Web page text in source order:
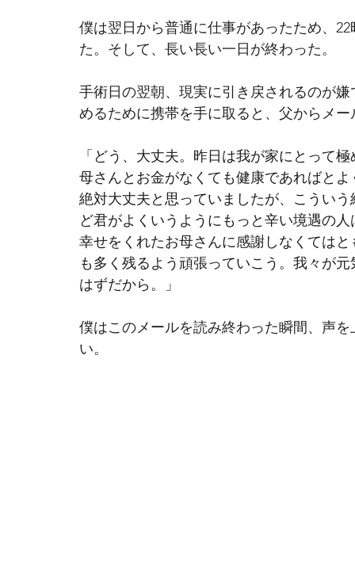
僕は翌日から普通に仕事があったため、
た。そして、長い長い一日が終わった。
手術日の翌朝、現実に引き戻されるのが
めるために携帯を手に取ると、父からメ
「 どう、大丈夫。昨日は我が家にとって
母さんとお金がなくても健康であればと
絶対大丈夫と思っていましたが、こうい
ど君がよくいうようにもっと辛い境遇の
幸せをくれたお母さんに感謝しなくては
も多く残るよう頑張っていこう。我々が
はずだから。」
僕はこのメールを読み終わった瞬間、声
い。